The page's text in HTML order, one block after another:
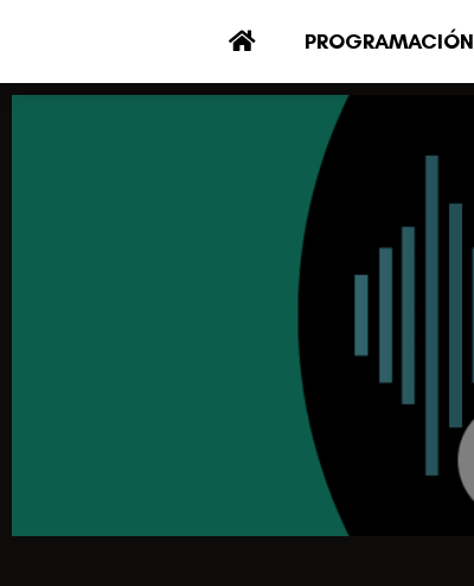
PROGRAMACIÓN